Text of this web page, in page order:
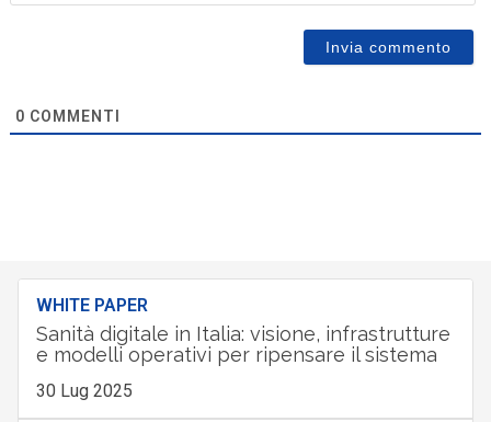
0 COMMENTI
WHITE PAPER
Sanità digitale in Italia: visione, infrastrutture
e modelli operativi per ripensare il sistema
30 Lug 2025